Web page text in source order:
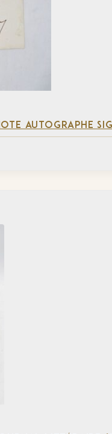
AUTOGRAPHE